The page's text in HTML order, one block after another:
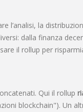
l’analisi, la
dalla finanza
il rollup per
. Qui il rollup
blockchain"). Un